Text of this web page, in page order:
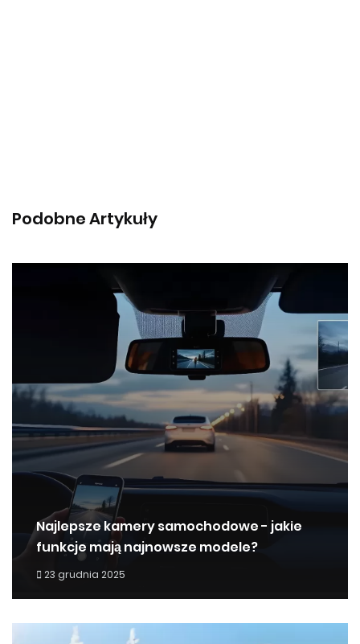
Podobne Artykuły
Najlepsze kamery samochodowe - jakie
funkcje mają najnowsze modele?
23 grudnia 2025